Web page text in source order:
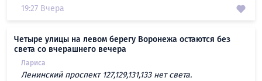
19:27 Вчера
Четыре улицы на левом берегу Воронежа остаются без
света со вчерашнего вечера
Лариса
Ленинский проспект 127,129,131,133 нет света.